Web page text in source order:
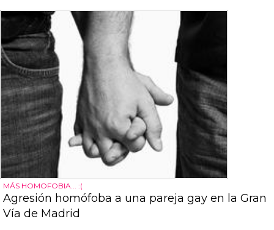
MÁS HOMOFOBIA... :(
Agresión homófoba a una pareja gay en la Gran
Vía de Madrid